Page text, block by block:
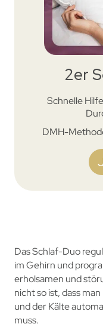
2er
Schnelle
DMH-
Das Schlaf-Duo
im Gehirn und
erholsamen und
nicht so ist, dass
und der Kälte
muss.